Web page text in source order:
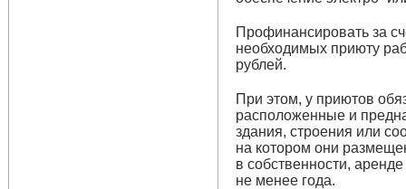
Профинансировать за
необходимых приюту
рублей.
При этом, у приютов
расположенные и
здания, строения или
на котором они
в собственности,
не менее года.